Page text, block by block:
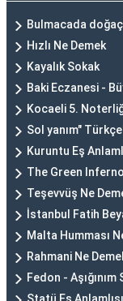
Bulmacada
Hızlı Ne Demek
Kayalık Sokak
Baki Eczanesi -
Kocaeli 5.
Sol yanım"
Kuruntu Eş
The Green
Teşevvüş Ne
İstanbul Fatih
Malta Humması
Rahmani Ne
Fedon -